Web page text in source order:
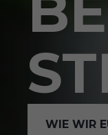
WIE WIR